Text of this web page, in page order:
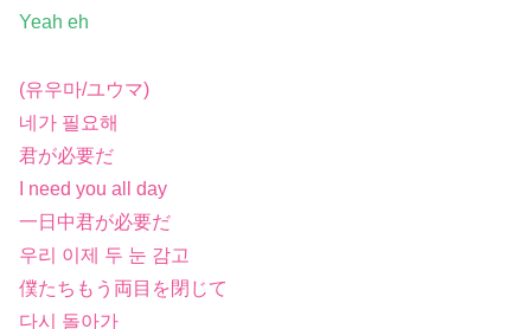
Yeah eh
(유우마/ユウマ)
네가 필요해
君が必要だ
I need you all day
一日中君が必要だ
우리 이제 두 눈 감고
僕たちもう両目を閉じて
다시 돌아가